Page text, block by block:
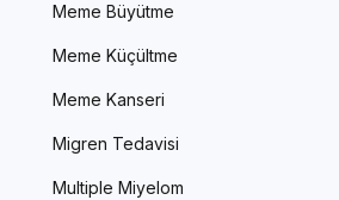
Meme Büyütme
Meme Küçültme
Meme Kanseri
Migren Tedavisi
Multiple Miyelom